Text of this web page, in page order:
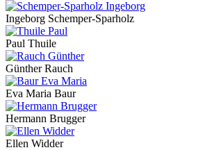
Ingeborg Schemper-Sparholz
Paul Thuile
Günther Rauch
Eva Maria Baur
Hermann Brugger
Ellen Widder